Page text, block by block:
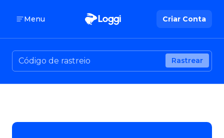
Menu Criar Conta
Rastrear